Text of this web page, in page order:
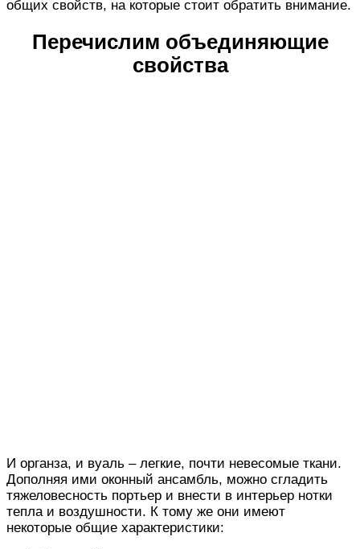
общих свойств, на которые стоит обратить внимание.
Перечислим объединяющие
свойства
И органза, и вуаль – легкие, почти невесомые ткани.
Дополняя ими оконный ансамбль, можно сгладить
тяжеловесность портьер и внести в интерьер нотки
тепла и воздушности. К тому же они имеют
некоторые общие характеристики: